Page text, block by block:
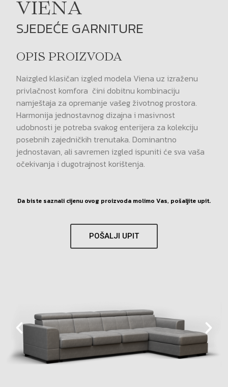
VIENA
SJEDEĆE GARNITURE
OPIS PROIZVODA
Naizgled klasičan izgled modela Viena uz izraženu
privlačnost komfora čini dobitnu kombinaciju
namještaja za opremanje vašeg životnog prostora.
Harmonija jednostavnog dizajna i masivnost
udobnosti je potreba svakog enterijera za kolekciju
posebnih zajedničkih trenutaka. Dominantno
jednostavan, ali savremen izgled ispuniti će sva vaša
očekivanja i dugotrajnost korištenja.
Da biste saznali cijenu ovog proizvoda molimo Vas, pošaljite upit.
POŠALJI UPIT